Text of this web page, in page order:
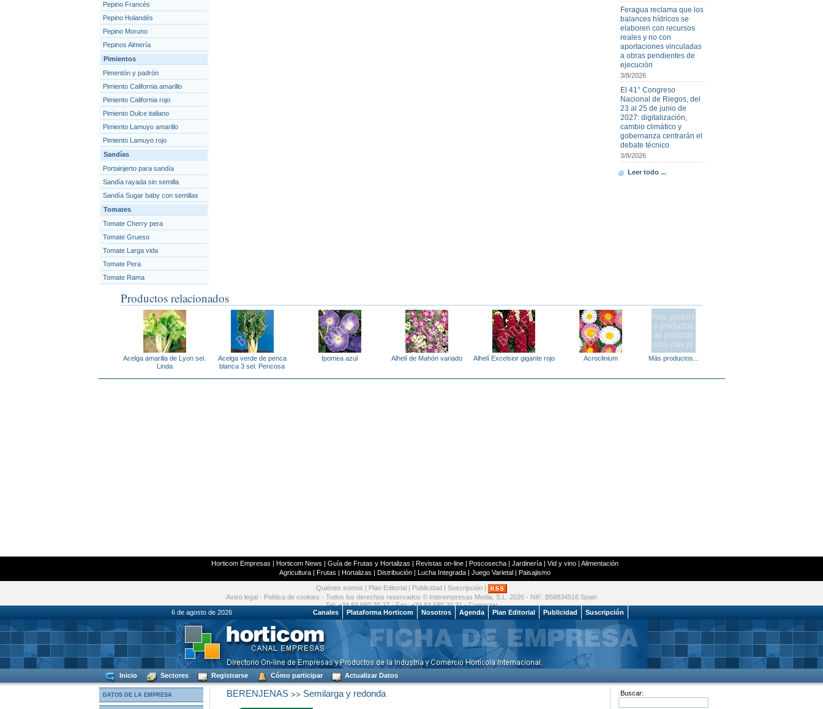
Pepino Francés
Pepino Holandés
Pepino Moruno
Pepinos Almería
Pimientos
Pimentón y padrón
Pimiento California amarillo
Pimiento California rojo
Pimiento Dulce italiano
Pimiento Lamuyo amarillo
Pimiento Lamuyo rojo
Sandías
Portainjerto para sandía
Sandía rayada sin semilla
Sandía Sugar baby con semillas
Tomates
Tomate Cherry pera
Tomate Grueso
Tomate Larga vida
Tomate Pera
Tomate Rama
Feragua reclama que los
balances hídricos se
elaboren con recursos
reales y no con
aportaciones vinculadas
a obras pendientes de
ejecución
3/8/2026
El 41° Congreso
Nacional de Riegos, del
23 al 25 de junio de
2027: digitalización,
cambio climático y
gobernanza centrarán el
debate técnico
3/8/2026
Leer todo ...
Productos relacionados
Acelga amarilla de Lyon sel.
Linda
Acelga verde de penca
blanca 3 sel. Pencosa
Ipomea azul Alhelí de Mahón variado Alhelí Excelsior gigante rojo Acroclinium Más productos...
Horticom Empresas | Horticom News | Guía de Frutas y Hortalizas | Revistas on-line| Poscosecha| Jardinería| Vid y vino| Alimentación
Agricultura| Frutas | Hortalizas | Distribución| Lucha Integrada| Juego Varietal| Paisajismo
Quiénes somos Plan Editorial Publicidad Suscripción
Aviso legal - Política de cookies - Todos los derechos reservados © Interempresas Media, S.L. 2026 - NIF: B58834516 Spain
Tel: +34 93 680 20 27 - Fax: +34 93 680 20 31 -Contactar
6 de agosto de 2026
Canales Plataforma Horticom Nosotros Agenda Plan Editorial Publicidad Suscripción
Inicio Sectores Registrarse Cómo participar Actualizar Datos
DATOS DE LA EMPRESA BERENJENAS>> Semilarga y redonda Buscar: